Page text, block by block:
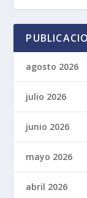
agosto 2026
julio 2026
junio 2026
mayo 2026
abril 2026